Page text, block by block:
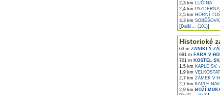
2,3 km LUČINA
2,4 km PAZDERNA
2,5 km HORNÍ
3,3 km
[Další... (101)]
Historické
63 m ZANIKLÝ
691 m FARA V
701 m KOSTEL
1,5 km KAPLE SV.
1,9 km
2,7 km ZÁMEK V
2,7 km KAPLE
2,9 km BOŽÍ